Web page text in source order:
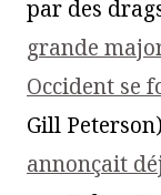
par des
grande
Occident se
Gill
annonçait